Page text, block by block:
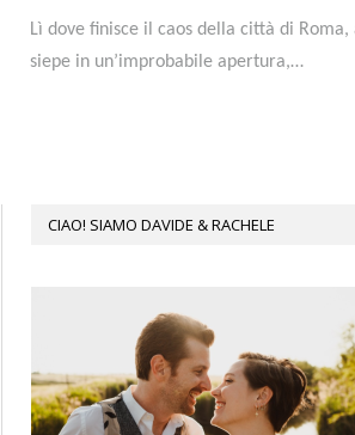
Lì dove finisce il caos della città di
siepe in un’improbabile apertura,…
CIAO! SIAMO DAVIDE & RACHELE